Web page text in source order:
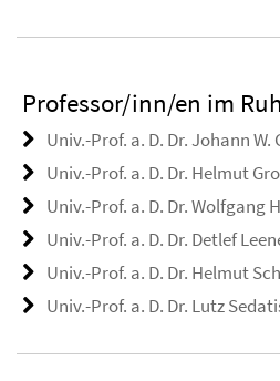
Professor/inn/en im
Univ.-Prof. a. D. Dr. Johann W.
Univ.-Prof. a. D. Dr. Helmut
Univ.-Prof. a. D. Dr. Wolfgang
Univ.-Prof. a. D. Dr. Detlef
Univ.-Prof. a. D. Dr. Helmut
Univ.-Prof. a. D. Dr. Lutz